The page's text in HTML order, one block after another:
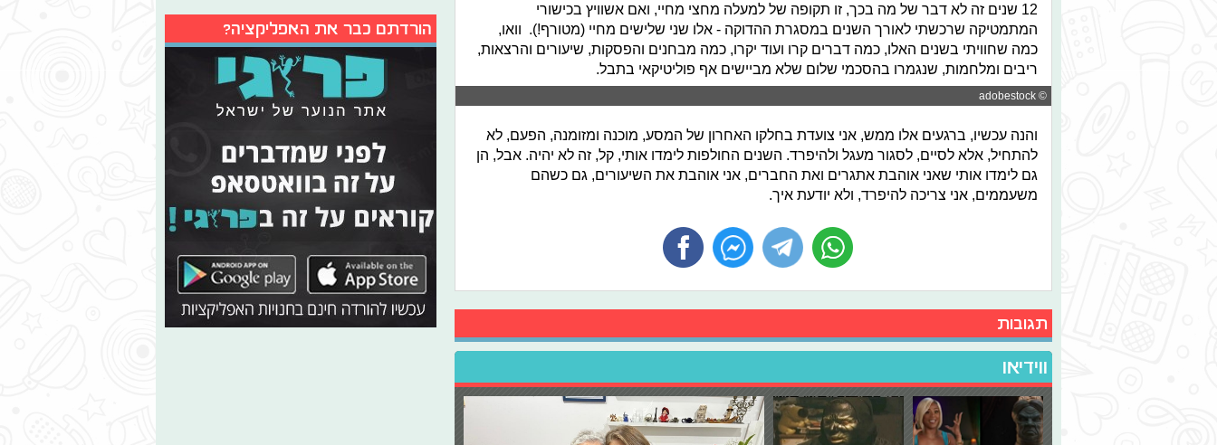
12 שנים זה לא דבר של מה בכך, זו תקופה של למעלה מחצי מחיי, ואם אשוויץ בכישורי
המתמטיקה שרכשתי לאורך השנים במסגרת ההדוקה - אלו שני שלישים מחיי (מטורף!). וואו,
כמה שחוויתי בשנים האלו, כמה דברים קרו ועוד יקרו, כמה מבחנים והפסקות, שיעורים והרצאות,
ריבים ומלחמות, שנגמרו בהסכמי שלום שלא מביישים אף פוליטיקאי בתבל.
© adobestock
והנה עכשיו, ברגעים אלו ממש, אני צועדת בחלקו האחרון של המסע, מוכנה ומזומנה, הפעם, לא
להתחיל, אלא לסיים, לסגור מעגל ולהיפרד. השנים החולפות לימדו אותי, קל, זה לא יהיה. אבל, הן
גם לימדו אותי שאני אוהבת אתגרים ואת החברים, אני אוהבת את השיעורים, גם כשהם
משעממים, אני צריכה להיפרד, ולא יודעת איך.
תגובות
ווידיאו
הורדתם כבר את האפליקציה?